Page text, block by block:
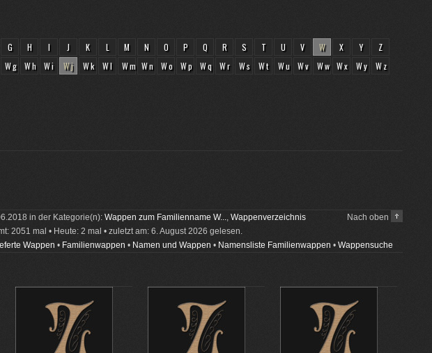
G H I J K L M N O P Q R S T U V W X Y
Z
Wg Wh Wi Wj Wk Wl Wm Wn Wo Wp Wq Wr Ws Wt Wu Wv Ww Wx Wy Wz
Nach oben
in der Kategorie(n): Wappen zum Familienname W..., Wappenverzeichnis
2051 mal • Heute: 2 mal • zuletzt am: 6. August 2026 gelesen.
Wappen • Familienwappen • Namen und Wappen • Namensliste Familienwappen • Wappensuche